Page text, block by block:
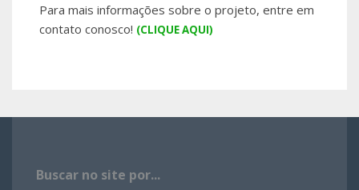
Para mais informações sobre o projeto, entre em
contato conosco! (CLIQUE AQUI)
Buscar no site por...